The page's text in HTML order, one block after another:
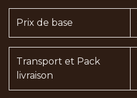
Prix de base​
Transport et Pack
livraison